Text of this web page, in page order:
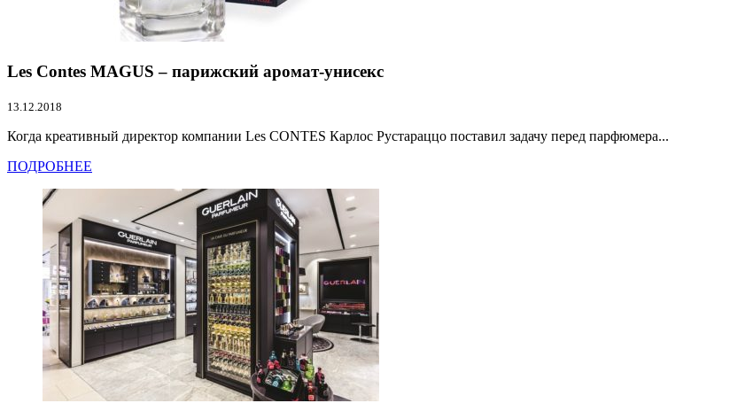
Les Contes MAGUS – парижский аромат-унисекс
13.12.2018
Когда креативный директор компании Les CONTES Карлос Рустараццо поставил задачу перед парфюмера...
ПОДРОБНЕЕ